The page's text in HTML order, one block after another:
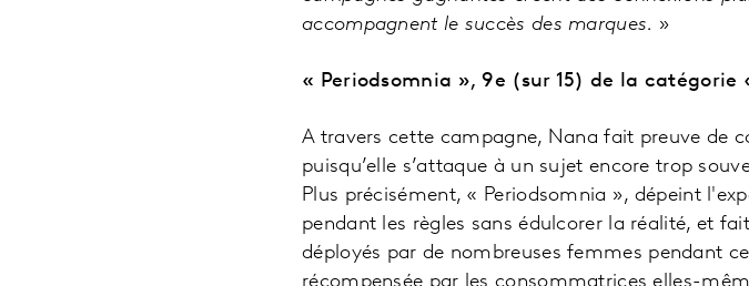
accompagnent le succès des marques. »
« Periodsomnia », 9e (sur 15) de la catégorie
A travers cette campagne, Nana fait preuve de
puisqu’elle s’attaque à un sujet encore trop
Plus précisément, « Periodsomnia », dépeint
pendant les règles sans édulcorer la réalité, et
déployés par de nombreuses femmes pendant